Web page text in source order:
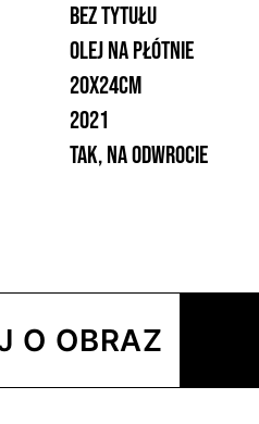
bez tytułu
olej na płótnie
20x24cm
2021
tak, na odwrocie
O OBRAZ